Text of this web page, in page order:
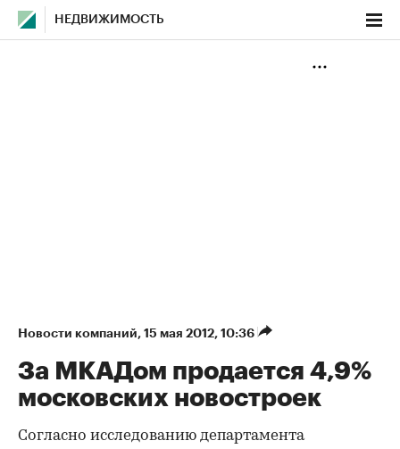
НЕДВИЖИМОСТЬ
Новости компаний⁠, 15 мая 2012, 10:36
За МКАДом продается 4,9%
московских новостроек
Согласно исследованию департамента